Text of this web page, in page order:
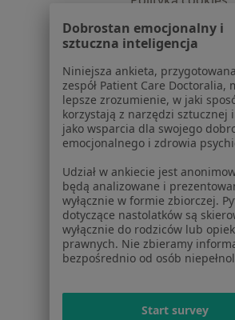
Jak działają wyniki
Dostępność
Praca Rekrutujemy!
Partnerzy
Centrum prasowe
Kontakt
Dla pacjentów
Lekarze
Placówki
Pytania i
Usługi i zabiegi
Pomoc
Aplikacje mobilne
Dobrostan emocjonalny i
sztuczna inteligencja
Niniejsza ankieta,
zespół Patient Care Doctoralia,
lepsze zrozumienie, w jaki
korzystają z narzędzi sztucznej
jako wsparcia dla swojego
emocjonalnego i zdrowia
Udział w ankiecie jest
będą analizowane i
wyłącznie w formie zbiorczej.
dotyczące nastolatków są
wyłącznie do rodziców lub
prawnych. Nie zbieramy
bezpośrednio od osób
Start survey